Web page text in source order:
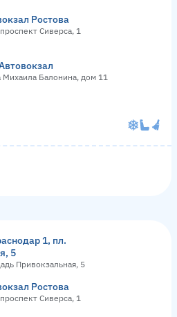
Ростова
Сиверса, 1
Михаила Балонина, дом 11
1, пл.
5
Привокзальная, 5
Ростова
Сиверса, 1